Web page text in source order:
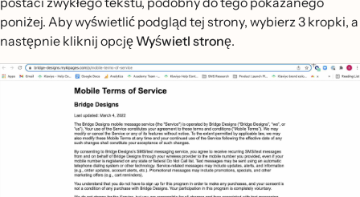
poniżej. Aby wyświetlić podgląd tej strony, wybierz 3 kropki, a
następnie kliknij opcjęWyświetl stronę.